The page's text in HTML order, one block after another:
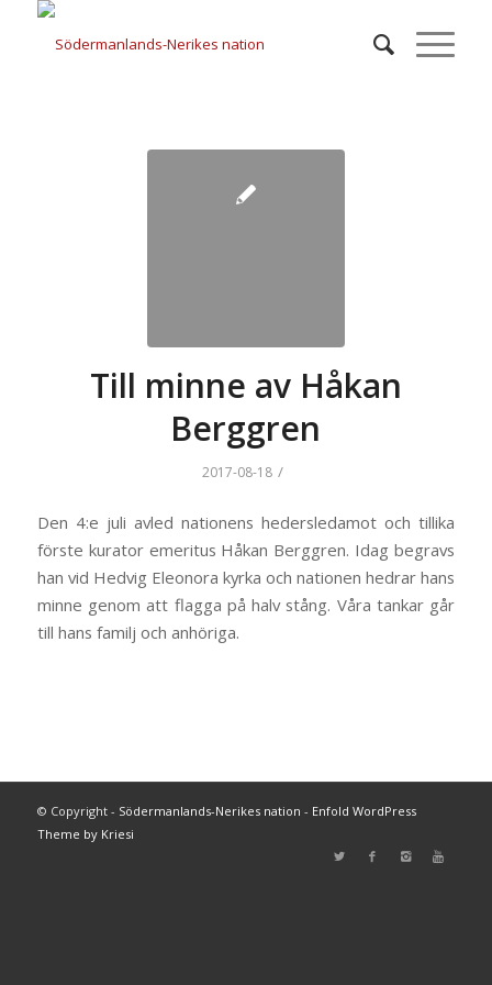
Till minne av Håkan
Berggren
2017-08-18 /
Den 4:e juli avled nationens hedersledamot och tillika
förste kurator emeritus Håkan Berggren. Idag begravs
han vid Hedvig Eleonora kyrka och nationen hedrar hans
minne genom att flagga på halv stång. Våra tankar går
till hans familj och anhöriga.
© Copyright - Södermanlands-Nerikes nation - Enfold WordPress
Theme by Kriesi